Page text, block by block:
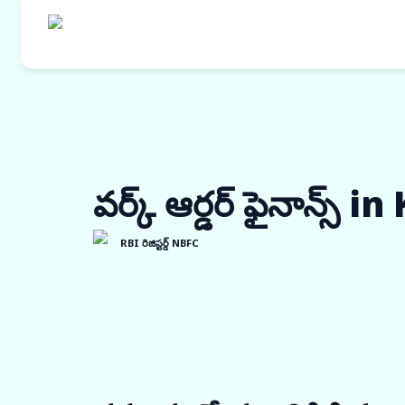
వర్క్ ఆర్డర్ ఫైనాన్స్
RBI రిజిస్టర్డ్ NBFC